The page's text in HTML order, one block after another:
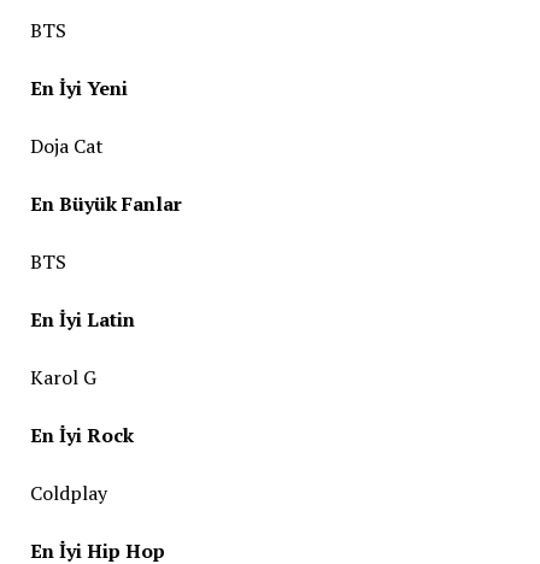
BTS
En İyi Yeni
Doja Cat
En Büyük Fanlar
BTS
En İyi Latin
Karol G
En İyi Rock
Coldplay
En İyi Hip Hop